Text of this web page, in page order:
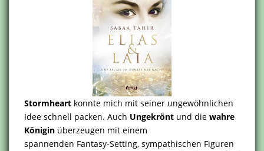
Stormheart konnte mich mit seiner ungewöhnlichen
Idee schnell packen. Auch Ungekrönt und die wahre
Königin überzeugen mit einem
spannenden Fantasy-Setting, sympathischen Figuren